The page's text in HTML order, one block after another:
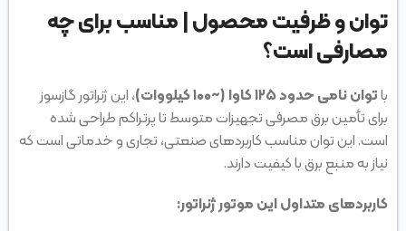
توان و ظرفیت محصول | مناسب برای چه
مصارفی است؟
باتوان نامی حدود ۱۲۵ کاوا (~۱۰۰ کیلووات)
، این ژنراتور گازسوز
برای تأمین برق مصرفی تجهیزات متوسط تا پرتراکم طراحی شده
است. این توان مناسب کاربردهای صنعتی، تجاری و خدماتی است که
نیاز به منبع برق با کیفیت دارند.
کاربردهای متداول این موتور ژنراتور: